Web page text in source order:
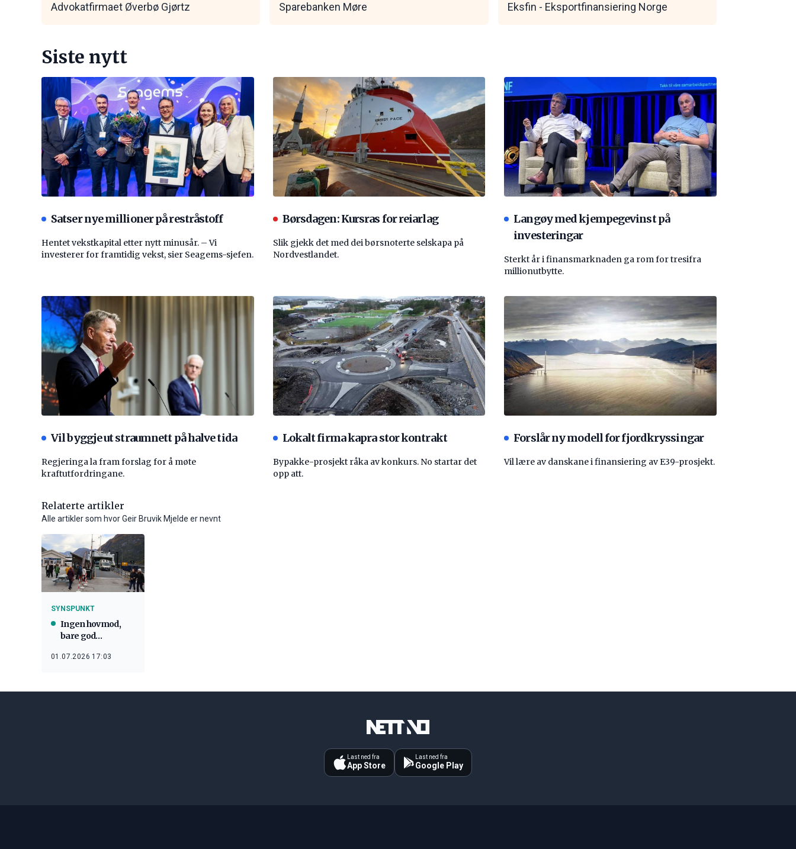
Advokatfirmaet Øverbø Gjørtz Sparebanken Møre Eksfin - Eksportfinansiering Norge
Siste nytt
Satser nye millioner på restråstoff
Hentet vekstkapital etter nytt minusår. – Vi
investerer for framtidig vekst, sier Seagems-sjefen.
Børsdagen: Kursras for reiarlag
Slik gjekk det med dei børsnoterte selskapa på
Nordvestlandet.
Langøy med kjempegevinst på
investeringar
Sterkt år i finansmarknaden ga rom for tresifra
millionutbytte.
Vil byggje ut straumnett på halve tida
Regjeringa la fram forslag for å møte
kraftutfordringane.
Lokalt firma kapra stor kontrakt
Bypakke-prosjekt råka av konkurs. No startar det
opp att.
Forslår ny modell for fjordkryssingar
Vil lære av danskane i finansiering av E39-prosjekt.
Relaterte artikler
Alle artikler som hvor Geir Bruvik Mjelde er nevnt
SYNSPUNKT
Ingen hovmod,
bare god
kulturminner på
01.07.2026 17:03
Last ned fra
App Store
Last ned fra
Google Play